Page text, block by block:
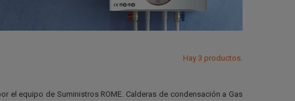
Hay 3 productos.
el equipo de Suministros ROME. Calderas de condensación a Gas